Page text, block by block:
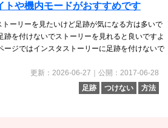
トや機内モードがおすすめです
トーリーを見たいけど足跡が気になる方は多いで
跡を付けないでストーリーを見れると良いですよ
ージではインスタストーリーに足跡を付けないで
更新：2026-06-27｜公開：2017-06-28
足跡
つけない 方法